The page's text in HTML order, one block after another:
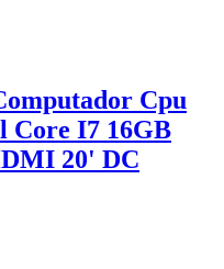
Cpu
Core I7 16GB
20' DC